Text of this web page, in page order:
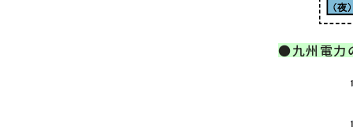
●九州電力